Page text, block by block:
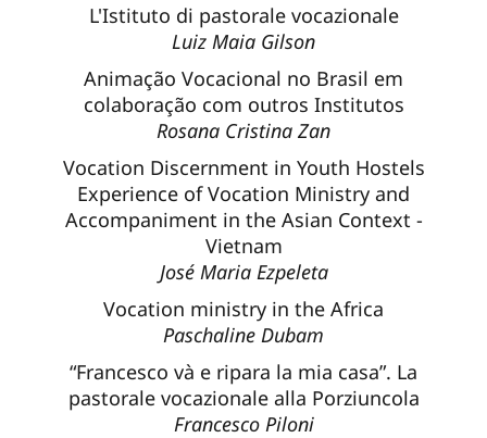
L'Istituto di pastorale vocazionale
Luiz Maia Gilson
Animação Vocacional no Brasil em
colaboração com outros Institutos
Rosana Cristina Zan
Vocation Discernment in Youth Hostels
Experience of Vocation Ministry and
Accompaniment in the Asian Context -
Vietnam
José Maria Ezpeleta
Vocation ministry in the Africa
Paschaline Dubam
“Francesco và e ripara la mia casa”. La
pastorale vocazionale alla Porziuncola
Francesco Piloni